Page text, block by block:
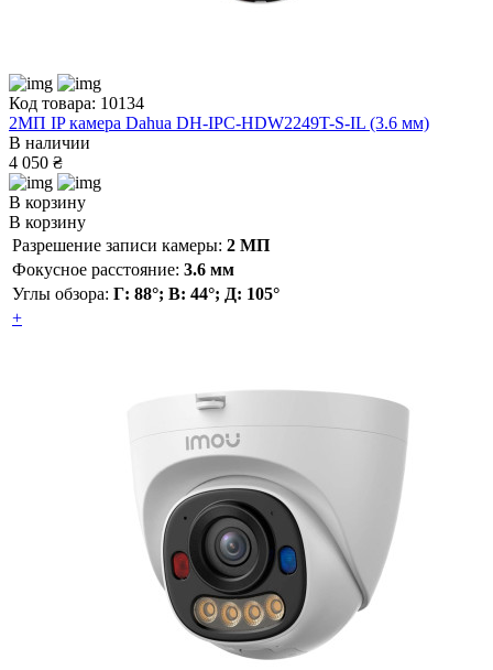
Код товара: 10134
2МП IP камера Dahua DH-IPC-HDW2249T-S-IL (3.6 мм)
В наличии
4 050 ₴
В корзину
В корзину
Разрешение записи камеры: 2 МП
Фокусное расстояние: 3.6 мм
Углы обзора: Г: 88°; В: 44°; Д: 105°
+